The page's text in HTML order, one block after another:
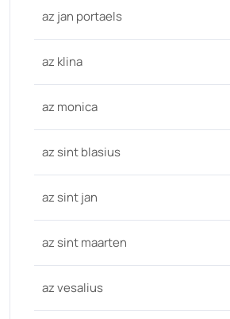
az jan portaels
az klina
az monica
az sint blasius
az sint jan
az sint maarten
az vesalius